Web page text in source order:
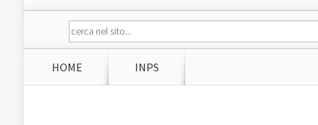
HOME INPS